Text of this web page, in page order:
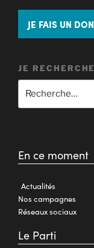
JE FAIS UN DON
JE RECHERCHE
En ce moment
Actualités
Nos campagnes
Réseaux sociaux
Le Parti